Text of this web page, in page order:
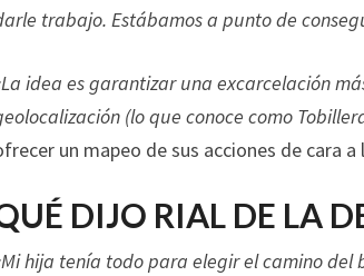
trabajo. Estábamos a punto de
idea es garantizar una excarcelación
(lo que conoce como
un mapeo de sus acciones de cara
DIJO RIAL DE LA
hija tenía todo para elegir el camino